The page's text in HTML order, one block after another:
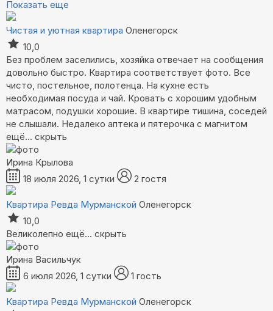
Показать еще
Чистая и уютная квартира Оленегорск
10,0
Без проблем заселились, хозяйка отвечает на сообщения
довольно быстро. Квартира соответствует фото. Все
чисто, постельное, полотенца. На кухне есть
необходимая посуда и чай. Кровать с хорошим удобным
матрасом, подушки хорошие. В квартире тишина, соседей
не слышали. Недалеко аптека и пятерочка с магнитом
ещё... скрыть
Ирина Крылова
18 июля 2026, 1 сутки
2 гостя
Квартира Ревда Мурманской Оленегорск
10,0
Великолепно ещё... скрыть
Ирина Васильчук
6 июля 2026, 1 сутки
1 гость
Квартира Ревда Мурманской Оленегорск